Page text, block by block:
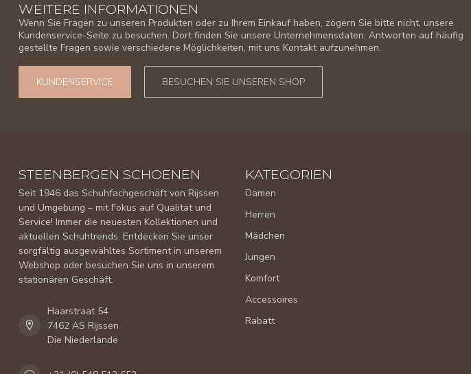
WEITERE INFORMATIONEN
Wenn Sie Fragen zu unseren Produkten oder zu Ihrem Einkauf haben, zögern Sie bitte nicht, unsere
Kundenservice-Seite zu besuchen. Dort finden Sie unsere Unternehmensdaten, Antworten auf häufig
gestellte Fragen sowie verschiedene Möglichkeiten, mit uns Kontakt aufzunehmen.
KUNDENSERVICE BESUCHEN SIE UNSEREN SHOP
STEENBERGEN SCHOENEN
Seit 1946 das Schuhfachgeschäft von Rijssen
und Umgebung – mit Fokus auf Qualität und
Service! Immer die neuesten Kollektionen und
aktuellen Schuhtrends. Entdecken Sie unser
sorgfältig ausgewähltes Sortiment in unserem
Webshop oder besuchen Sie uns in unserem
stationären Geschäft.
Haarstraat 54
7462 AS Rijssen
Die Niederlande
KATEGORIEN
Damen
Herren
Mädchen
Jungen
Komfort
Accessoires
Rabatt